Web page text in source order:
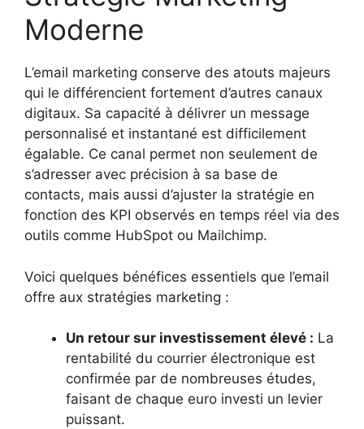
Moderne
L’email marketing conserve des atouts majeurs
qui le différencient fortement d’autres canaux
digitaux. Sa capacité à délivrer un message
personnalisé et instantané est difficilement
égalable. Ce canal permet non seulement de
s’adresser avec précision à sa base de
contacts, mais aussi d’ajuster la stratégie en
fonction des KPI observés en temps réel via des
outils comme HubSpot ou Mailchimp.
Voici quelques bénéfices essentiels que l’email
offre aux stratégies marketing :
Un retour sur investissement élevé : La
rentabilité du courrier électronique est
confirmée par de nombreuses études,
faisant de chaque euro investi un levier
puissant.